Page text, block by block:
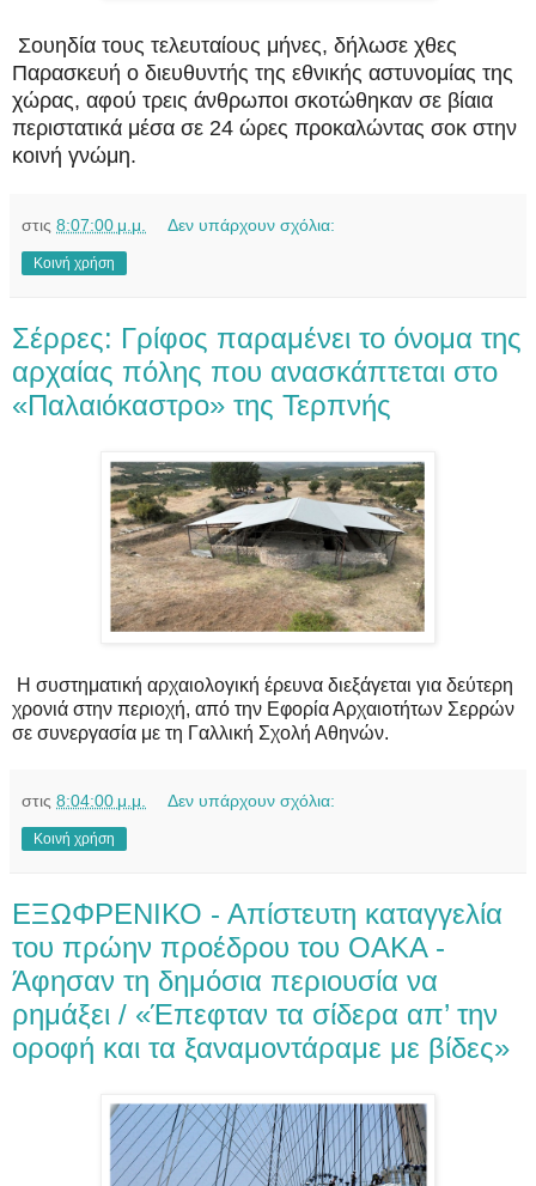
Σουηδία τους τελευταίους μήνες, δήλωσε χθες
Παρασκευή ο διευθυντής της εθνικής αστυνομίας της
χώρας, αφού τρεις άνθρωποι σκοτώθηκαν σε βίαια
περιστατικά μέσα σε 24 ώρες προκαλώντας σοκ στην
κοινή γνώμη.
στις 8:07:00 μ.μ. Δεν υπάρχουν σχόλια:
Κοινή χρήση
Σέρρες: Γρίφος παραμένει το όνομα της
αρχαίας πόλης που ανασκάπτεται στο
«Παλαιόκαστρο» της Τερπνής
Η συστηματική αρχαιολογική έρευνα διεξάγεται για δεύτερη
χρονιά στην περιοχή, από την Εφορία Αρχαιοτήτων Σερρών
σε συνεργασία με τη Γαλλική Σχολή Αθηνών.
στις 8:04:00 μ.μ. Δεν υπάρχουν σχόλια:
Κοινή χρήση
ΕΞΩΦΡΕΝΙΚΟ - Απίστευτη καταγγελία
του πρώην προέδρου του ΟΑΚΑ -
Άφησαν τη δημόσια περιουσία να
ρημάξει / «Έπεφταν τα σίδερα απ’ την
οροφή και τα ξαναμοντάραμε με βίδες»